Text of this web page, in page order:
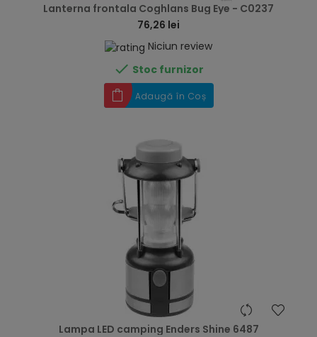
Lanterna frontala Coghlans Bug Eye - C0237
76,26 lei
Niciun review
 Stoc furnizor
Adaugă în Coș
Lampa LED camping Enders Shine 6487